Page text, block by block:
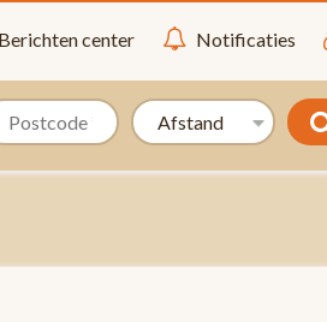
Berichten center Notificaties